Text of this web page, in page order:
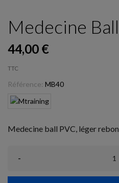
Medecine
44,00 €
TTC
Référence: MB40
Medecine ball PVC, léger
-